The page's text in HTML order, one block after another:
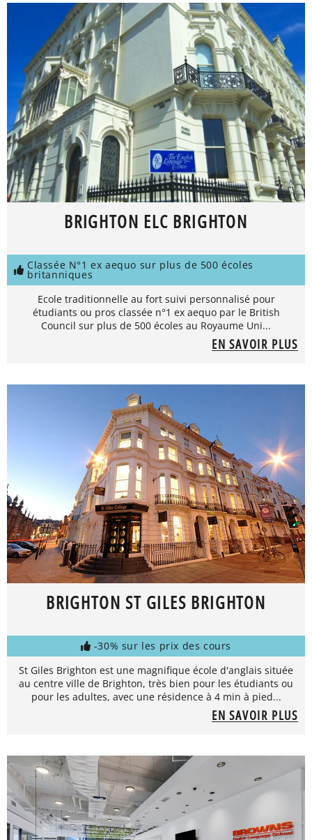
BRIGHTON ELC BRIGHTON
Classée N°1 ex aequo sur plus de 500 écoles
britanniques
Ecole traditionnelle au fort suivi personnalisé pour
étudiants ou pros classée n°1 ex aequo par le British
Council sur plus de 500 écoles au Royaume Uni...
EN SAVOIR PLUS
BRIGHTON ST GILES BRIGHTON
-30% sur les prix des cours
St Giles Brighton est une magnifique école d'anglais située
au centre ville de Brighton, très bien pour les étudiants ou
pour les adultes, avec une résidence à 4 min à pied...
EN SAVOIR PLUS